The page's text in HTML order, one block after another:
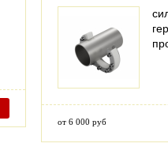
от 6 000 руб